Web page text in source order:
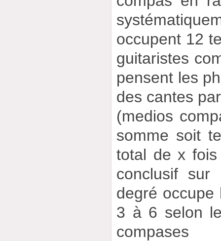
occupent 12
guitaristes
pensent les
des cantes
(medios
somme soit
total de x
conclusif sur
degré
3 à 6 selon